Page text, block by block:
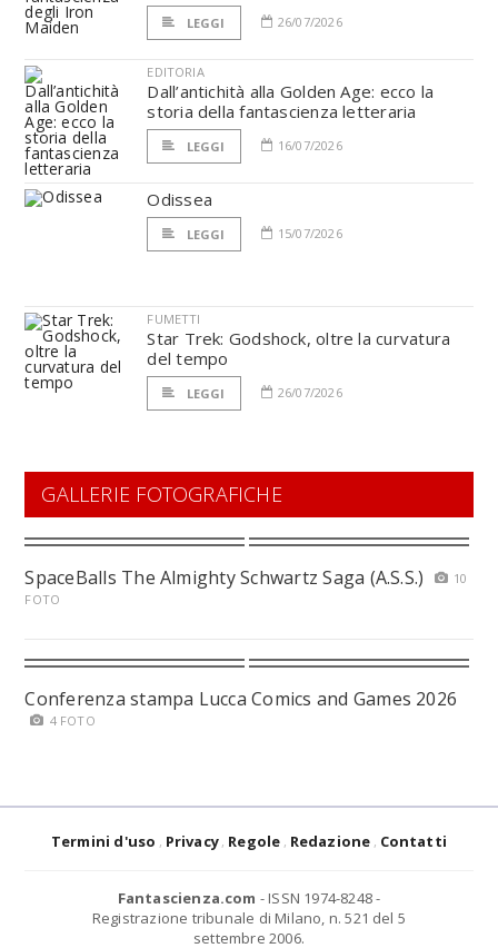
LEGGI 26/07/2026
EDITORIA
Dall’antichità alla Golden Age: ecco la
storia della fantascienza letteraria
LEGGI 16/07/2026
Odissea
LEGGI 15/07/2026
FUMETTI
Star Trek: Godshock, oltre la curvatura
del tempo
LEGGI 26/07/2026
GALLERIE FOTOGRAFICHE
SpaceBalls The Almighty Schwartz Saga (A.S.S.)
10
FOTO
Conferenza stampa Lucca Comics and Games 2026
4 FOTO
Termini d'uso Privacy Regole Redazione Contatti
Fantascienza.com - ISSN 1974-8248 -
Registrazione tribunale di Milano, n. 521 del 5
settembre 2006.